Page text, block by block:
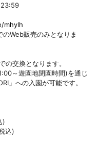
mhylh
Web販売のみとなりま
の交換となります。
～遊園地閉園時間)を通じ
」への入園が可能です。
)
込)